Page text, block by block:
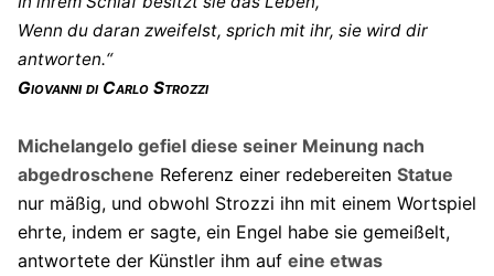
Wenn du daran zweifelst, sprich mit ihr, sie wird dir
antworten.“
Giovanni di Carlo Strozzi
Michelangelo gefiel diese seiner Meinung nach
abgedroschene Referenz einer redebereiten Statue
nur mäßig, und obwohl Strozzi ihn mit einem Wortspiel
ehrte, indem er sagte, ein Engel habe sie gemeißelt,
antwortete der Künstler ihm auf eine etwas